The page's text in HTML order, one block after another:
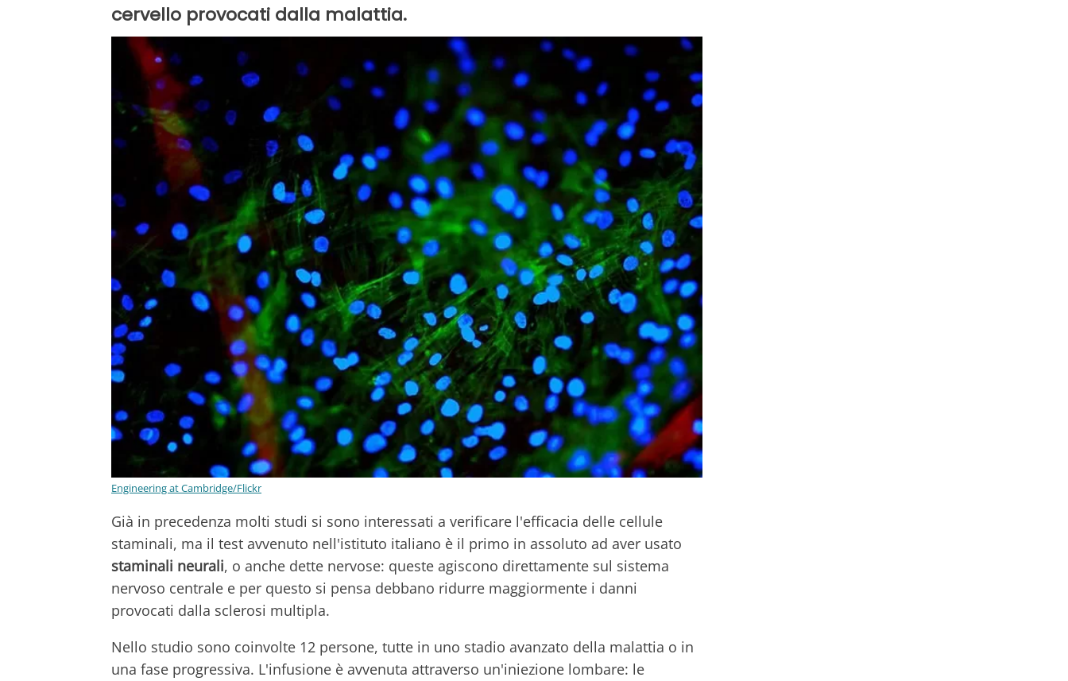
cervello provocati dalla malattia.
Engineering at Cambridge/Flickr
Già in precedenza molti studi si sono interessati a verificare l'efficacia delle cellule
staminali, ma il test avvenuto nell'istituto italiano è il primo in assoluto ad aver usato
staminali neurali, o anche dette nervose: queste agiscono direttamente sul sistema
nervoso centrale e per questo si pensa debbano ridurre maggiormente i danni
provocati dalla sclerosi multipla.
Nello studio sono coinvolte 12 persone, tutte in uno stadio avanzato della malattia o in
una fase progressiva. L'infusione è avvenuta attraverso un'iniezione lombare: le